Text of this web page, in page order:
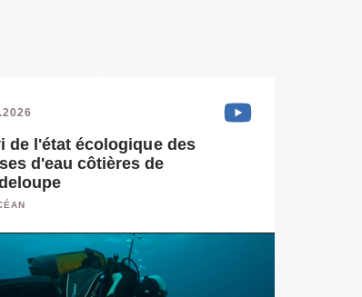
de l'état écologique des
d'eau côtières de